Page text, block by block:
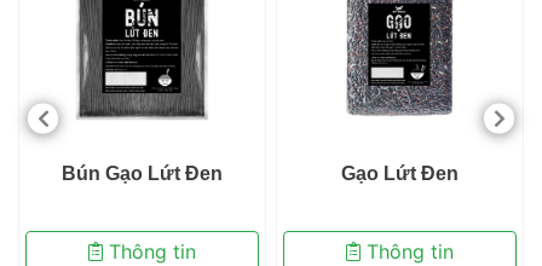
Bún Gạo Lứt Đen
Thông tin
Gạo Lứt Đen
Thông tin